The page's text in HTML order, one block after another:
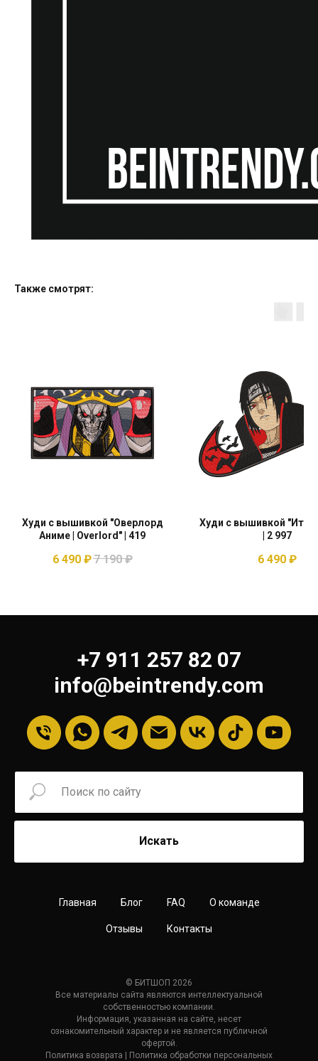
Также смотрят:
Худи с вышивкой "Оверлорд
Аниме | Overlord" | 419
6 490 ₽7 190 ₽
Худи с вышивкой
| 2 997
6 490 ₽
+7 911 257 82 07
info@beintrendy.com
Искать
Главная Блог FAQ О команде
Отзывы Контакты
© БИТШОП 2026
Все материалы сайта являются интеллектуальной
собственностью компании.
Информация, указанная на сайте, несет
ознакомительный характер и не является публичной
офертой.
Политика возврата | Политика обработки персональных